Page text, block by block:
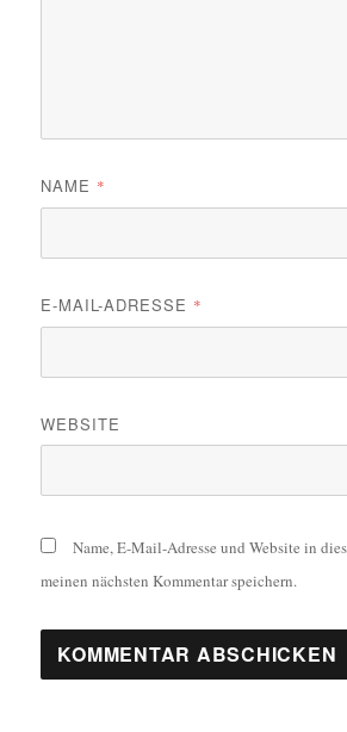
NAME *
E-MAIL-ADRESSE *
WEBSITE
Name, E-Mail-Adresse und Website in
meinen nächsten Kommentar speichern.